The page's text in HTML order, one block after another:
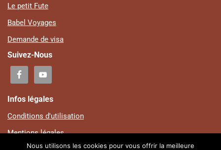
Le petit Fute
Babel Voyages
Demande de visa
Suivez-Nous
Infos légales
Conditions d'utilisation
Mentions légales
Nous utilisons les cookies pour vous offrir la meilleure